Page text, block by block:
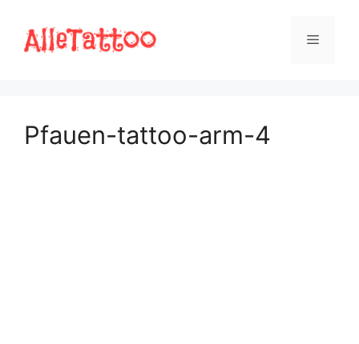
Inhalt
springen
Menü
Pfauen-tattoo-arm-4